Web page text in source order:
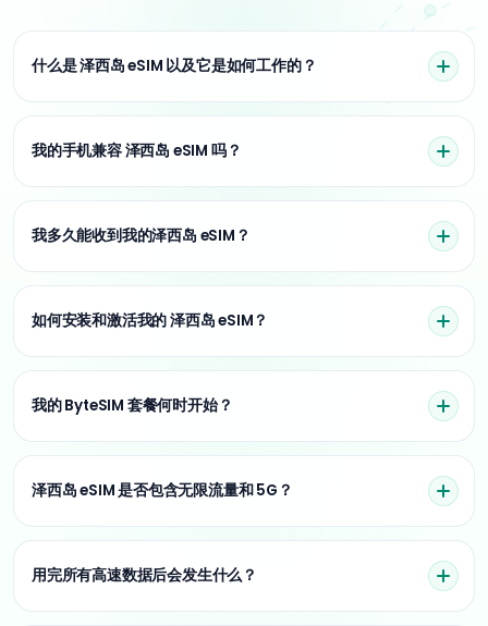
什么是 泽西岛 eSIM 以及它是如何工作的？
我的手机兼容 泽西岛 eSIM 吗？
我多久能收到我的泽西岛 eSIM？
如何安装和激活我的 泽西岛 eSIM？
我的 ByteSIM 套餐何时开始？
泽西岛 eSIM 是否包含无限流量和 5G？
用完所有高速数据后会发生什么？